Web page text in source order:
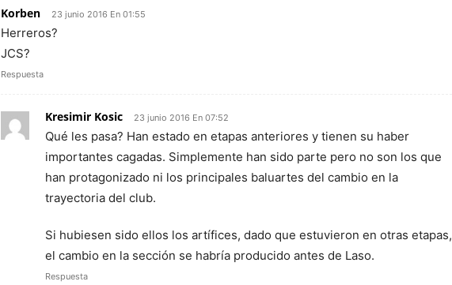
Korben 23 junio 2016 En 01:55
Herreros?
JCS?
Respuesta
Kresimir Kosic 23 junio 2016 En 07:52
Qué les pasa? Han estado en etapas anteriores y tienen su haber
importantes cagadas. Simplemente han sido parte pero no son los que
han protagonizado ni los principales baluartes del cambio en la
trayectoria del club.
Si hubiesen sido ellos los artífices, dado que estuvieron en otras etapas,
el cambio en la sección se habría producido antes de Laso.
Respuesta